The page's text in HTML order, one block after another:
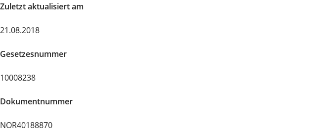
Zuletzt aktualisiert am
21.08.2018
Gesetzesnummer
10008238
Dokumentnummer
NOR40188870